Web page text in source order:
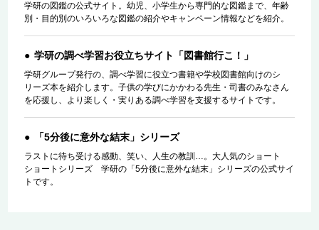
学研の図鑑の公式サイト。幼児、小学生から専門的な図鑑まで、年齢
別・目的別のいろいろな図鑑の紹介やキャンペーン情報などを紹介。
学研の調べ学習お役立ちサイト「図書館行こ！」
学研グループ発行の、調べ学習に役立つ書籍や学校図書館向けのシ
リーズ本を紹介します。子供の学びにかかわる先生・司書のみなさん
を応援し、より楽しく・実りある調べ学習を支援するサイトです。
「5分後に意外な結末」シリーズ
ラストに待ち受ける感動、笑い、人生の教訓…。大人気のショート
ショートシリーズ 学研の「5分後に意外な結末」シリーズの公式サイ
トです。